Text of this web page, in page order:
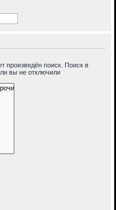
произведён поиск. Поиск в
вы не отключили